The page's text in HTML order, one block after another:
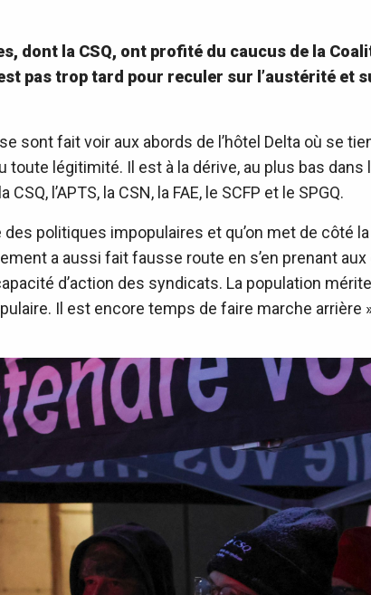
dont la CSQ, ont profité du caucus de la
pas trop tard pour reculer sur l’austérité
sont fait voir aux abords de l’hôtel Delta où se
toute légitimité. Il est à la dérive, au plus bas
l’APTS, la CSN, la FAE, le SCFP et le SPGQ.
des politiques impopulaires et qu’on met de côté
a aussi fait fausse route en s’en prenant
d’action des syndicats. La population
Il est encore temps de faire marche